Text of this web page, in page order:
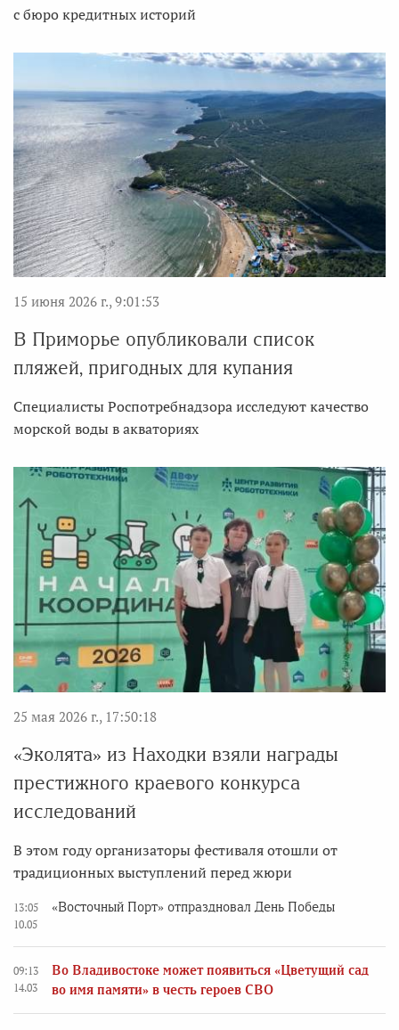
с бюро кредитных историй
15 июня 2026 г., 9:01:53
В Приморье опубликовали список
пляжей, пригодных для купания
Специалисты Роспотребнадзора исследуют качество
морской воды в акваториях
25 мая 2026 г., 17:50:18
«Эколята» из Находки взяли награды
престижного краевого конкурса
исследований
В этом году организаторы фестиваля отошли от
традиционных выступлений перед жюри
13:05
10.05
«Восточный Порт» отпраздновал День Победы
09:13
14.03
Во Владивостоке может появиться «Цветущий сад
во имя памяти» в честь героев СВО